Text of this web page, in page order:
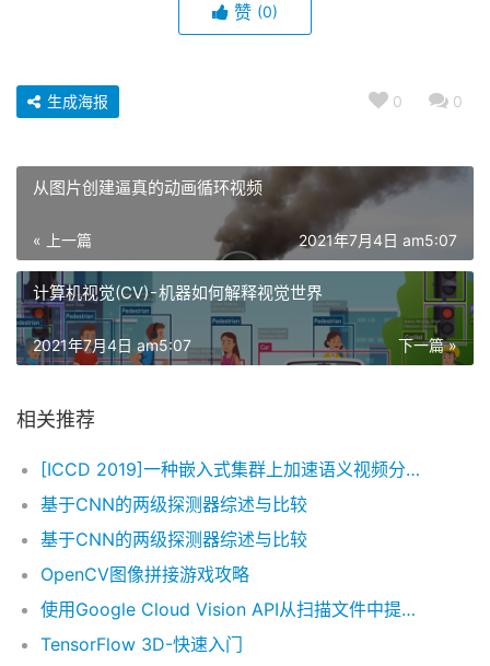
赞 (0)
0 0
生成海报
从图片创建逼真的动画循环视频
« 上一篇 2021年7月4日 am5:07
计算机视觉(CV) - 机器如何解释视觉世界
下一篇 »
2021年7月4日 am5:07
相关推荐
[ICCD 2019]一种嵌入式集群上加速语义视频分割的分布式方案
基于CNN的两级探测器综述与比较
基于CNN的两级探测器综述与比较
OpenCV图像拼接游戏攻略
使用Google Cloud Vision API从扫描文件中提取文本
TensorFlow 3D-快速入门